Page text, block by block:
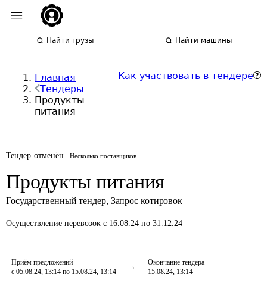
Найти грузы Найти машины
Главная
Тендеры
Продукты
питания
Как участвовать в тендере
Тендер отменён Несколько поставщиков
Продукты питания
Государственный тендер, Запрос котировок
Осуществление перевозок с 16.08.24 по 31.12.24
Приём предложений
с 05.08.24, 13:14 по 15.08.24, 13:14
Окончание тендера
15.08.24, 13:14